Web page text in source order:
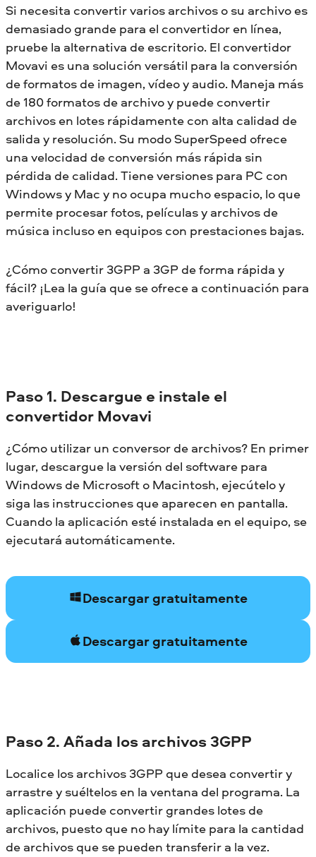
Si necesita convertir varios archivos o su archivo es
demasiado grande para el convertidor en línea,
pruebe la alternativa de escritorio. El convertidor
Movavi es una solución versátil para la conversión
de formatos de imagen, vídeo y audio. Maneja más
de 180 formatos de archivo y puede convertir
archivos en lotes rápidamente con alta calidad de
salida y resolución. Su modo SuperSpeed ofrece
una velocidad de conversión más rápida sin
pérdida de calidad. Tiene versiones para PC con
Windows y Mac y no ocupa mucho espacio, lo que
permite procesar fotos, películas y archivos de
música incluso en equipos con prestaciones bajas.
¿Cómo convertir 3GPP a 3GP de forma rápida y
fácil? ¡Lea la guía que se ofrece a continuación para
averiguarlo!
Paso 1. Descargue e instale el
convertidor Movavi
¿Cómo utilizar un conversor de archivos? En primer
lugar, descargue la versión del software para
Windows de Microsoft o Macintosh, ejecútelo y
siga las instrucciones que aparecen en pantalla.
Cuando la aplicación esté instalada en el equipo, se
ejecutará automáticamente.
Descargar gratuitamente
Descargar gratuitamente
Paso 2. Añada los archivos 3GPP
Localice los archivos 3GPP que desea convertir y
arrastre y suéltelos en la ventana del programa. La
aplicación puede convertir grandes lotes de
archivos, puesto que no hay límite para la cantidad
de archivos que se pueden transferir a la vez.